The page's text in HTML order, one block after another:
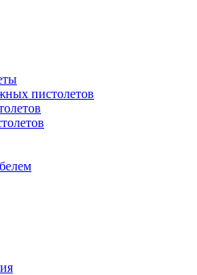
пистолетов